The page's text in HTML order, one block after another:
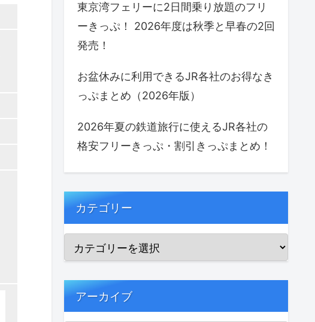
東京湾フェリーに2日間乗り放題のフリ
ーきっぷ！ 2026年度は秋季と早春の2回
発売！
お盆休みに利用できるJR各社のお得なき
っぷまとめ（2026年版）
2026年夏の鉄道旅行に使えるJR各社の
格安フリーきっぷ・割引きっぷまとめ！
カテゴリー
アーカイブ